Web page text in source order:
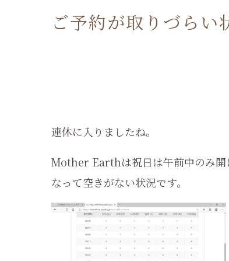
ご予約が取りづらい
連休に入りましたね。
Mother Earthは祝日は午前中のみ開
なって空きがない状況です。